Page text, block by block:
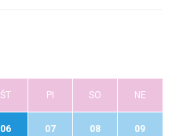
ŠT PI SO NE
06 07 08 09